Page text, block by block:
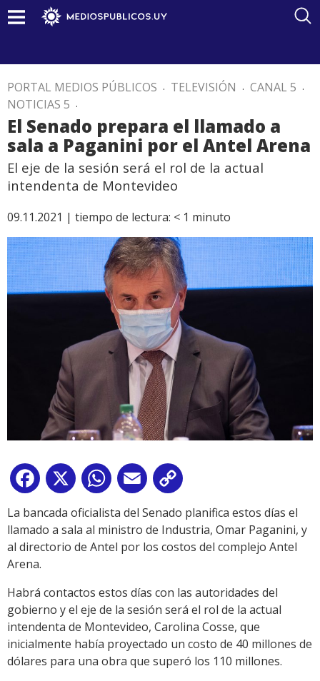
PORTAL MEDIOS PÚBLICOS . TELEVISIÓN . CANAL 5 .
NOTICIAS 5 .
El Senado prepara el llamado a
sala a Paganini por el Antel Arena
El eje de la sesión será el rol de la actual
intendenta de Montevideo
09.11.2021 | tiempo de lectura: < 1 minuto
Facebook
X WhatsApp
Email
Link
La bancada oficialista del Senado planifica estos días el
llamado a sala al ministro de Industria, Omar Paganini, y
al directorio de Antel por los costos del complejo Antel
Arena.
Habrá contactos estos días con las autoridades del
gobierno y el eje de la sesión será el rol de la actual
intendenta de Montevideo, Carolina Cosse, que
inicialmente había proyectado un costo de 40 millones de
dólares para una obra que superó los 110 millones.